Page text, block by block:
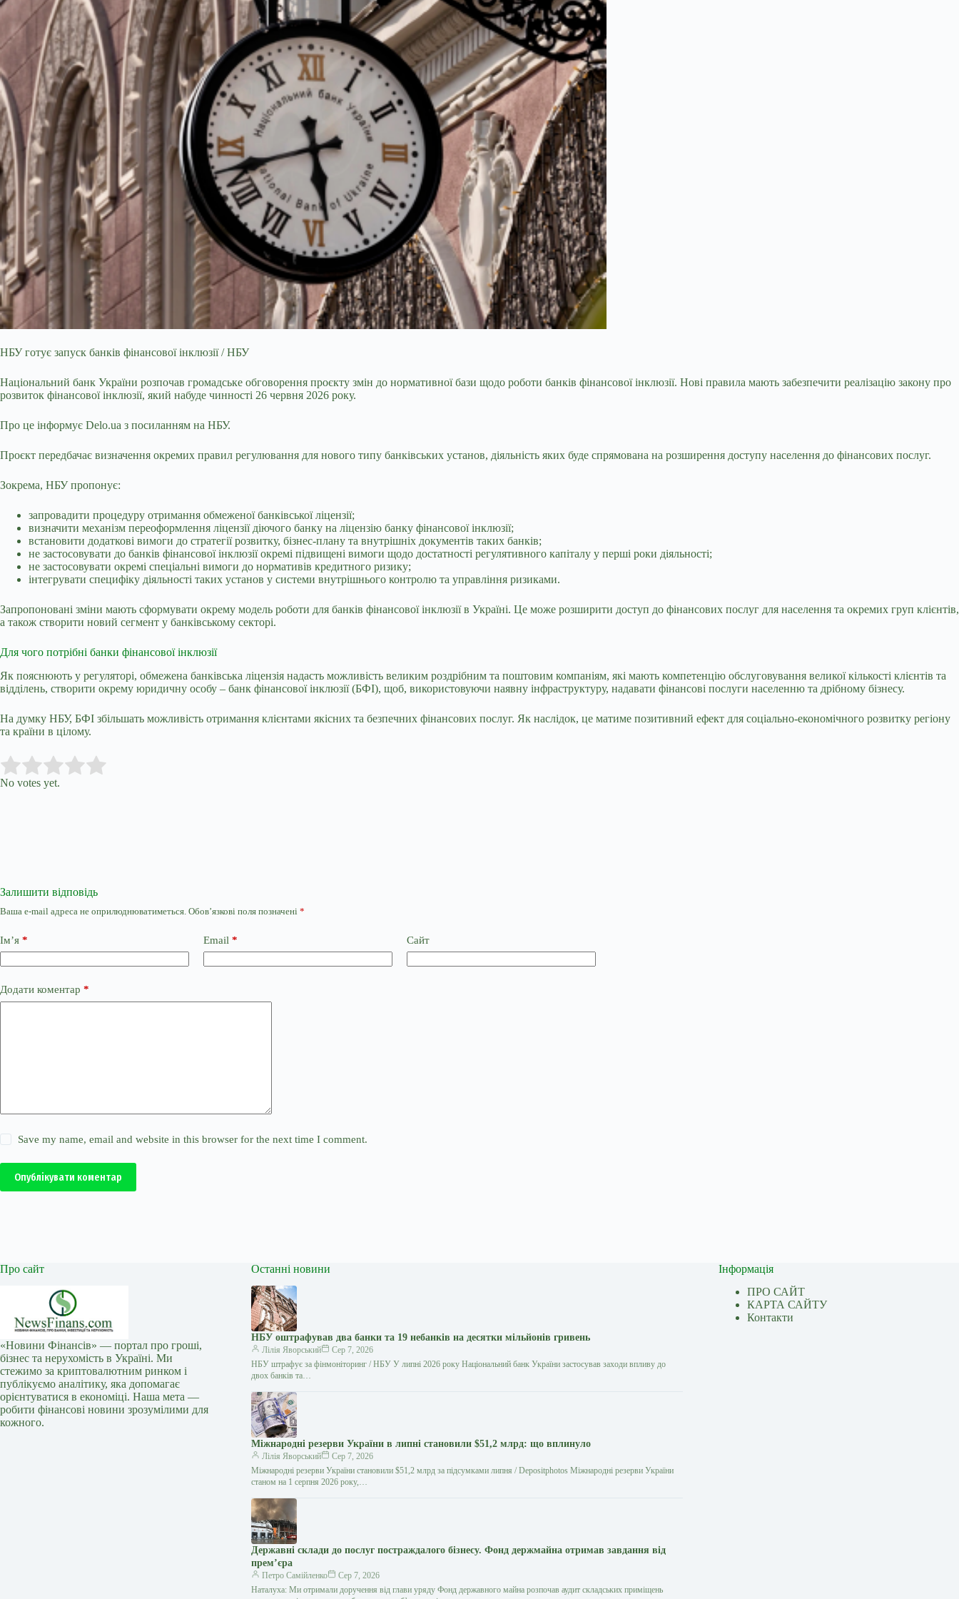
НБУ готує запуск банків фінансової інклюзії / НБУ
Національний банк України розпочав громадське обговорення проєкту змін до нормативної бази щодо роботи банків фінансової інклюзії. Нові правила мають забезпечити реалізацію закону про
розвиток фінансової інклюзії, який набуде чинності 26 червня 2026 року.
Про це інформує Delo.ua з посиланням на НБУ.
Проєкт передбачає визначення окремих правил регулювання для нового типу банківських установ, діяльність яких буде спрямована на розширення доступу населення до фінансових послуг.
Зокрема, НБУ пропонує:
запровадити процедуру отримання обмеженої банківської ліцензії;
визначити механізм переоформлення ліцензії діючого банку на ліцензію банку фінансової інклюзії;
встановити додаткові вимоги до стратегії розвитку, бізнес-плану та внутрішніх документів таких банків;
не застосовувати до банків фінансової інклюзії окремі підвищені вимоги щодо достатності регулятивного капіталу у перші роки діяльності;
не застосовувати окремі спеціальні вимоги до нормативів кредитного ризику;
інтегрувати специфіку діяльності таких установ у системи внутрішнього контролю та управління ризиками.
Запропоновані зміни мають сформувати окрему модель роботи для банків фінансової інклюзії в Україні. Це може розширити доступ до фінансових послуг для населення та окремих груп клієнтів,
а також створити новий сегмент у банківському секторі.
Для чого потрібні банки фінансової інклюзії
Як пояснюють у регуляторі, обмежена банківська ліцензія надасть можливість великим роздрібним та поштовим компаніям, які мають компетенцію обслуговування великої кількості клієнтів та
відділень, створити окрему юридичну особу – банк фінансової інклюзії (БФІ), щоб, використовуючи наявну інфраструктуру, надавати фінансові послуги населенню та дрібному бізнесу.
На думку НБУ, БФІ збільшать можливість отримання клієнтами якісних та безпечних фінансових послуг. Як наслідок, це матиме позитивний ефект для соціально-економічного розвитку регіону
та країни в цілому.
Rate this item:
No votes yet.
Залишити відповідь
Ваша e-mail адреса не оприлюднюватиметься. Обов’язкові поля позначені *
Ім’я * Email * Сайт
Додати коментар *
Save my name, email and website in this browser for the next time I comment.
Опублікувати коментар
Про сайт
«Новини Фінансів» — портал про гроші,
бізнес та нерухомість в Україні. Ми
стежимо за криптовалютним ринком і
публікуємо аналітику, яка допомагає
орієнтуватися в економіці. Наша мета —
робити фінансові новини зрозумілими для
кожного.
Останні новини
НБУ оштрафував два банки та 19 небанків на десятки мільйонів гривень
Лілія Яворський
Сер 7, 2026
НБУ штрафує за фінмоніторинг / НБУ У липні 2026 року Національний банк України застосував заходи впливу до
двох банків та…
Міжнародні резерви України в липні становили $51,2 млрд: що вплинуло
Лілія Яворський
Сер 7, 2026
Міжнародні резерви України становили $51,2 млрд за підсумками липня / Depositphotos Міжнародні резерви України
станом на 1 серпня 2026 року,…
Державні склади до послуг постраждалого бізнесу. Фонд держмайна отримав завдання від
прем’єра
Петро Самійленко
Сер 7, 2026
Наталуха: Ми отримали доручення від глави уряду Фонд державного майна розпочав аудит складських приміщень
Інформація
ПРО САЙТ
КАРТА САЙТУ
Контакти